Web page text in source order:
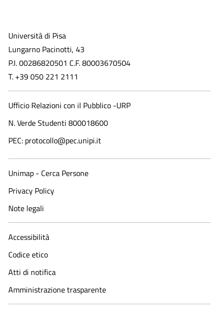
Università di Pisa
Lungarno Pacinotti, 43
P.I. 00286820501 C.F. 80003670504
T. +39 050 221 2111
Ufficio Relazioni con il Pubblico -URP
N. Verde Studenti 800018600​
PEC: protocollo@pec.unipi.it
Unimap - Cerca Persone
Privacy Policy
Note legali
Accessibilità
Codice etico
Atti di notifica
Amministrazione trasparente